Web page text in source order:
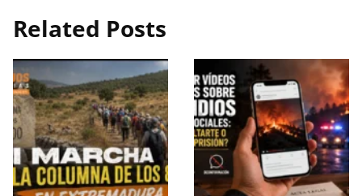
Related Posts